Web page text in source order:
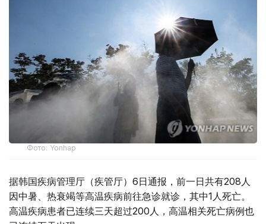
Фото: Yonhap
据韩国疾病管理厅（疾管厅）6日通报，前一日共有208人
因中暑、热衰竭等高温疾病前往急诊就诊，其中1人死亡。
高温疾病患者已连续三天超过200人，高温相关死亡病例也